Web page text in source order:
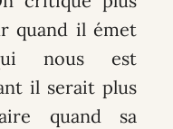
quand il émet
nous est
il serait plus
quand sa